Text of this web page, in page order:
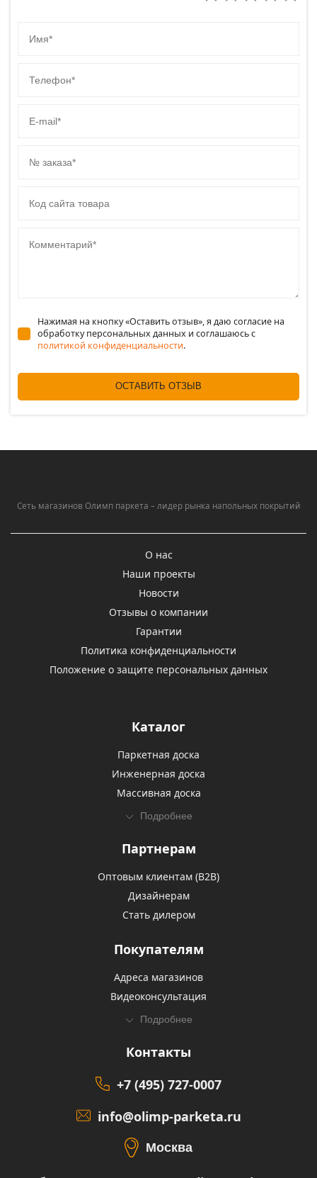
Нажимая на кнопку «Оставить отзыв», я даю согласие на
обработку персональных данных и соглашаюсь c
политикой конфиденциальности.
ОСТАВИТЬ ОТЗЫВ
Сеть магазинов Олимп паркета – лидер рынка напольных покрытий
О нас
Наши проекты
Новости
Отзывы о компании
Гарантии
Политика конфиденциальности
Положение о защите персональных данных
Каталог
Паркетная доска
Инженерная доска
Массивная доска
Подробнее
Партнерам
Оптовым клиентам (В2В)
Дизайнерам
Стать дилером
Покупателям
Адреса магазинов
Видеоконсультация
Подробнее
Контакты
+7 (495) 727-0007
info@olimp-parketa.ru
Москва